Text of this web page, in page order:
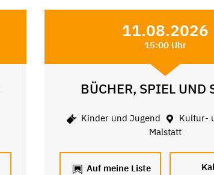
11.08.2026
15:00 Uhr
BÜCHER, SPIEL UND
Kinder und Jugend
Kultur-
Malstatt
Auf meine Liste